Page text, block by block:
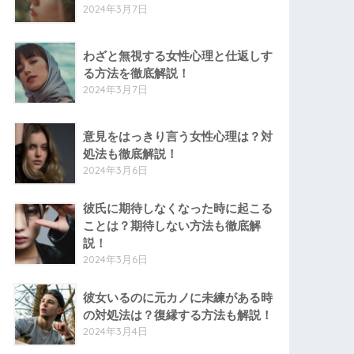
2024年3月7日
わざと無視する女性心理と仕返しす
る方法を徹底解説！
2024年3月7日
意見をはっきり言う女性心理は？対
処法も徹底解説！
2024年3月6日
彼氏に期待しなくなった時に起こる
ことは？期待しない方法も徹底解
説！
2024年3月6日
彼女いるのに元カノに未練がある時
の対処法は？復縁する方法も解説！
2024年3月4日